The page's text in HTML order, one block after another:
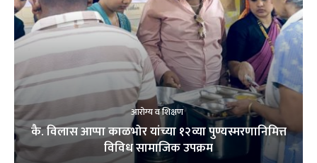
आरोग्य व शिक्षण
कै. विलास आप्पा काळभोर यांच्या १२व्या पुण्यस्मरणानिमित्त
विविध सामाजिक उपक्रम